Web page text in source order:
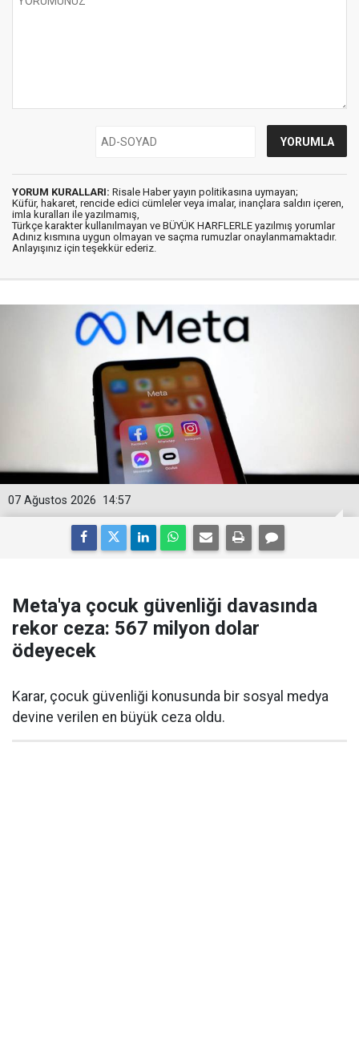
YORUM KURALLARI: Risale Haber yayın politikasına uymayan;
Küfür, hakaret, rencide edici cümleler veya imalar, inançlara saldırı içeren,
imla kuralları ile yazılmamış,
Türkçe karakter kullanılmayan ve BÜYÜK HARFLERLE yazılmış yorumlar
Adınız kısmına uygun olmayan ve saçma rumuzlar onaylanmamaktadır.
Anlayışınız için teşekkür ederiz.
14:57
07 Ağustos 2026
Meta'ya çocuk güvenliği davasında
rekor ceza: 567 milyon dolar
ödeyecek
Karar, çocuk güvenliği konusunda bir sosyal medya
devine verilen en büyük ceza oldu.